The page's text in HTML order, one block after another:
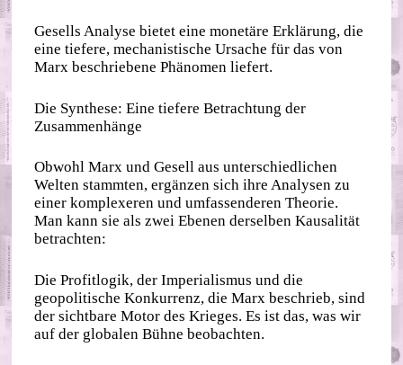
Gesells Analyse bietet eine monetäre Erklärung, die
eine tiefere, mechanistische Ursache für das von
Marx beschriebene Phänomen liefert.
Die Synthese: Eine tiefere Betrachtung der
Zusammenhänge
Obwohl Marx und Gesell aus unterschiedlichen
Welten stammten, ergänzen sich ihre Analysen zu
einer komplexeren und umfassenderen Theorie.
Man kann sie als zwei Ebenen derselben Kausalität
betrachten:
Die Profitlogik, der Imperialismus und die
geopolitische Konkurrenz, die Marx beschrieb, sind
der sichtbare Motor des Krieges. Es ist das, was wir
auf der globalen Bühne beobachten.